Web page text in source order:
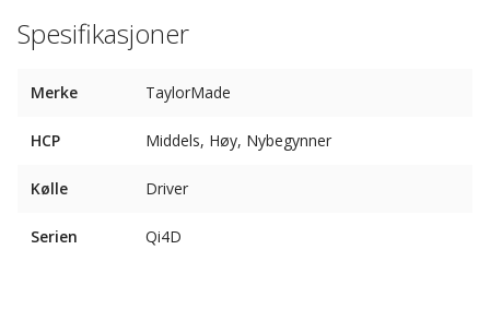
Spesifikasjoner
Merke TaylorMade
HCP Middels, Høy, Nybegynner
Kølle Driver
Serien Qi4D